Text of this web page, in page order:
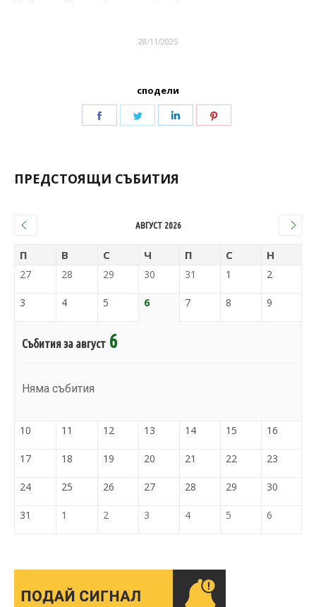
28/11/2025
сподели
ПРЕДСТОЯЩИ СЪБИТИЯ
АВГУСТ 2026
П В С Ч П С Н
27 28 29 30 31 1 2
3 4 5 6 7 8 9
Събития за август 6
Няма събития
10 11 12 13 14 15 16
17 18 19 20 21 22 23
24 25 26 27 28 29 30
31 1 2 3 4 5 6